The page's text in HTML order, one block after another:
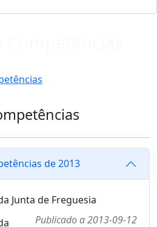
de 2013
Junta de Freguesia
Publicado a 2013-09-12